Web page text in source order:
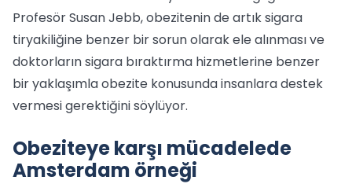
Profesör Susan Jebb, obezitenin de artık sigara
tiryakiliğine benzer bir sorun olarak ele alınması ve
doktorların sigara bıraktırma hizmetlerine benzer
bir yaklaşımla obezite konusunda insanlara destek
vermesi gerektiğini söylüyor.
Obeziteye karşı mücadelede
Amsterdam örneği